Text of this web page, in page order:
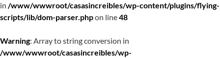
in /www/wwwroot/casasincreibles/wp-content/plugins/flying-
scripts/lib/dom-parser.phpon line48
Warning: Array to string conversion in
/www/wwwroot/casasincreibles/wp-